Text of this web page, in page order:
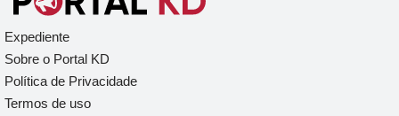
Expediente
Sobre o Portal KD
Política de Privacidade
Termos de uso